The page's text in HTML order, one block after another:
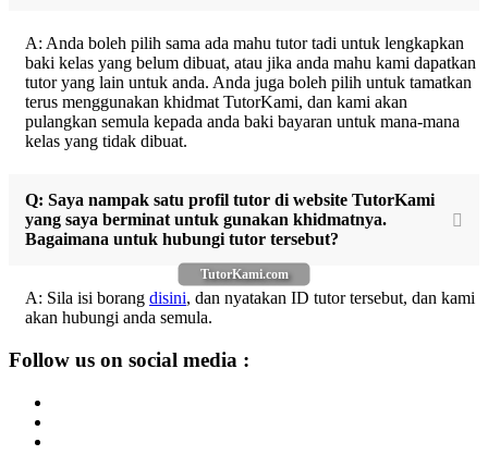
TutorKami.com
A: Anda boleh pilih sama ada mahu tutor tadi untuk lengkapkan
baki kelas yang belum dibuat, atau jika anda mahu kami dapatkan
tutor yang lain untuk anda. Anda juga boleh pilih untuk tamatkan
terus menggunakan khidmat TutorKami, dan kami akan
pulangkan semula kepada anda baki bayaran untuk mana-mana
kelas yang tidak dibuat.
Q: Saya nampak satu profil tutor di website TutorKami
yang saya berminat untuk gunakan khidmatnya.
Bagaimana untuk hubungi tutor tersebut?
A: Sila isi borang disini, dan nyatakan ID tutor tersebut, dan kami
akan hubungi anda semula.
Follow us on social media :